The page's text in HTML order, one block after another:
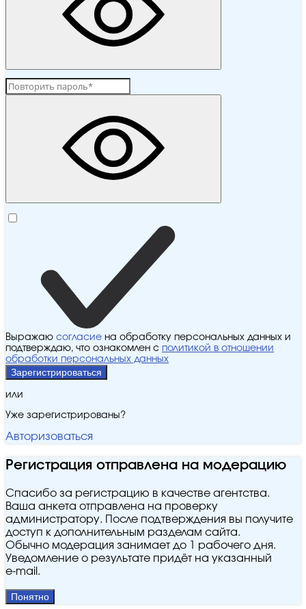
Выражаю согласие на обработку персональных данных и
подтверждаю, что ознакомлен с политикой в отношении
обработки персональных данных
Зарегистрироваться
или
Уже зарегистрированы?
Авторизоваться
Регистрация отправлена на модерацию
Спасибо за регистрацию в качестве агентства.
Ваша анкета отправлена на проверку
администратору. После подтверждения вы получите
доступ к дополнительным разделам сайта.
Обычно модерация занимает до 1 рабочего дня.
Уведомление о результате придёт на указанный
e‑mail.
Понятно